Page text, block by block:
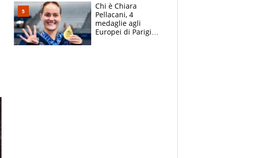
Chi è Chiara
Pellacani, 4
medaglie agli
Europei di Parigi